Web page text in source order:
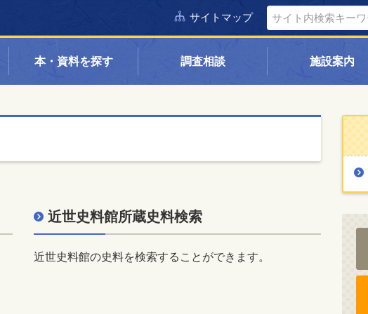
サイトマップ
本・資料を探す 調査相談 施設案内
近世史料館所蔵史料検索
近世史料館の史料を検索することができます。